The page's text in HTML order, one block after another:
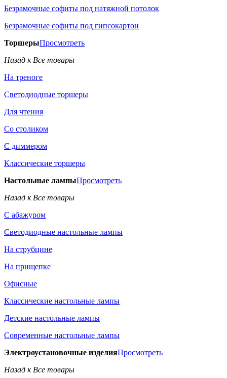
Безрамочные софиты под натяжной потолок
Безрамочные софиты под гипсокартон
ТоршерыПросмотреть
Назад к Все товары
На треноге
Светодиодные торшеры
Для чтения
Со столиком
С диммером
Классические торшеры
Настольные лампыПросмотреть
Назад к Все товары
С абажуром
Светодиодные настольные лампы
На струбцине
На прищепке
Офисные
Классические настольные лампы
Детские настольные лампы
Современные настольные лампы
Электроустановочные изделияПросмотреть
Назад к Все товары